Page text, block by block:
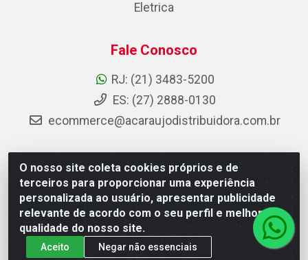
O nosso site coleta cookies próprios e de
terceiros para proporcionar uma experiência
personalizada ao usuário, apresentar publicidade
relevante de acordo com o seu perfil e melhorar a
qualidade do nosso site.
Aceito Negar não essenciais
Eletrica
Fale Conosco
RJ: (21) 3483-5200
ES: (27) 2888-0130
ecommerce@acaraujodistribuidora.com.br
AC Araujo Distribuidora - Rua Carneiro de Campos, 42 -
São Cristóvão, Rio de Janeiro/RJ - CEP 20.920-410 -
CNPJ 08.744.753/0003-85